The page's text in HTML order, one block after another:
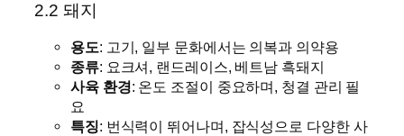
2.2 돼지
용도: 고기, 일부 문화에서는 의복과 의약용
종류: 요크셔, 랜드레이스, 베트남 흑돼지
사육 환경: 온도 조절이 중요하며, 청결 관리 필
요
특징: 번식력이 뛰어나며, 잡식성으로 다양한 사